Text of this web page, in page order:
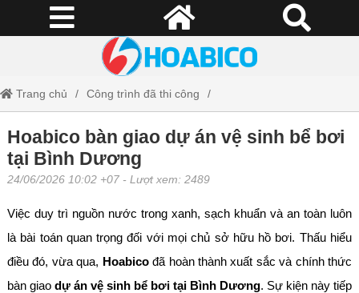
Trang chủ Công trình đã thi công
Hoabico bàn giao dự án vệ sinh bể bơi tại Bình Dương
Hoabico bàn giao dự án vệ sinh bể bơi
tại Bình Dương
24/06/2026 10:02 +07 - Lượt xem: 2489
Việc duy trì nguồn nước trong xanh, sạch khuẩn và an toàn luôn
là bài toán quan trọng đối với mọi chủ sở hữu hồ bơi. Thấu hiểu
điều đó, vừa qua, Hoabicođã hoàn thành xuất sắc và chính thức
bàn giao dự án vệ sinh bể bơi tại Bình Dương. Sự kiện này tiếp